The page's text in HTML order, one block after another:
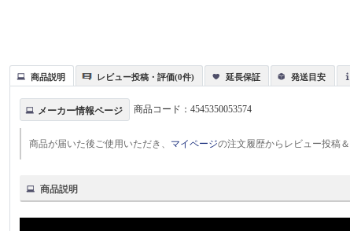
商品説明 レビュー投稿・評価(0件) 延長保証 発送目安
メーカー情報ページ 商品コード：4545350053574
商品が届いた後ご使用いただき、 マイページの注文履歴からレビュー投稿
商品説明